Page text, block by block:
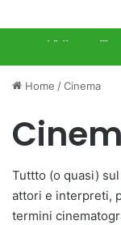
La Circe di
paradosso
Locarno
l’Excellence
Chiara
Come
Spider-
record al
Home /Cinema
Tuttto (o quasi)
attori e interpreti,
termini